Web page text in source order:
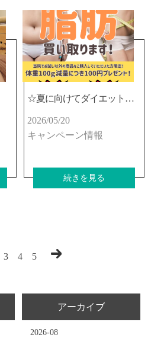
☆夏に向けてダイエット頑張りませんか(*^^)☆
2026/05/20
キャンペーン情報
続きを見る
3 4 5
アーカイブ
2026-08